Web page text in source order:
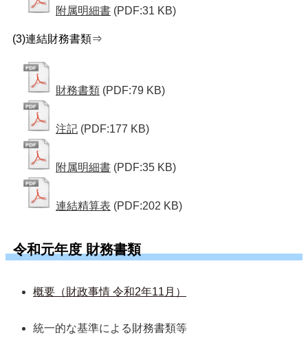
附属明細書 (PDF:31 KB)
(3)連結財務書類⇒
財務書類 (PDF:79 KB)
注記 (PDF:177 KB)
附属明細書 (PDF:35 KB)
連結精算表 (PDF:202 KB)
令和元年度 財務書類
概要（財政事情 令和2年11月）
統一的な基準による財務書類等